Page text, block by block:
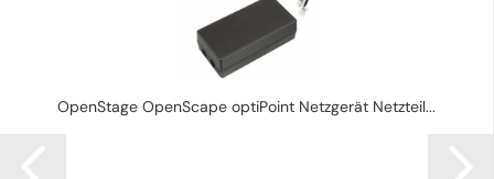
OpenStage OpenScape optiPoint Netzgerät Netzteil...